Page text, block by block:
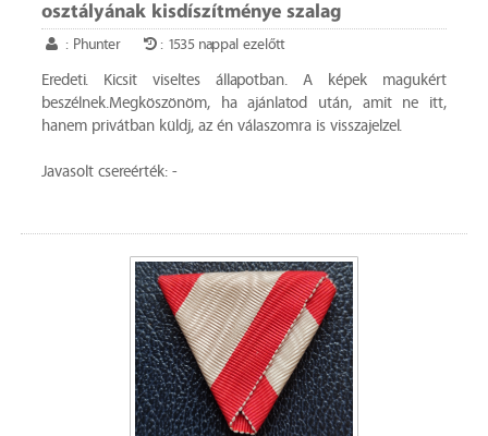
osztályának kisdíszítménye szalag
: Phunter : 1535 nappal ezelőtt
Eredeti. Kicsit viseltes állapotban. A képek magukért
beszélnek.Megköszönöm, ha ajánlatod után, amit ne itt,
hanem privátban küldj, az én válaszomra is visszajelzel.
Javasolt csereérték: -